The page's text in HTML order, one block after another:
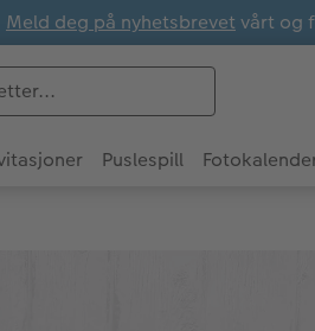
Meld deg på nyhetsbrevet vårt og
Puslespill